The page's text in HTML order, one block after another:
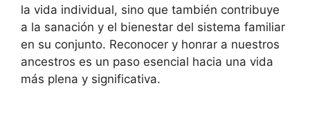
la vida individual, sino que también contribuye
a la sanación y el bienestar del sistema familiar
en su conjunto. Reconocer y honrar a nuestros
ancestros es un paso esencial hacia una vida
más plena y significativa.